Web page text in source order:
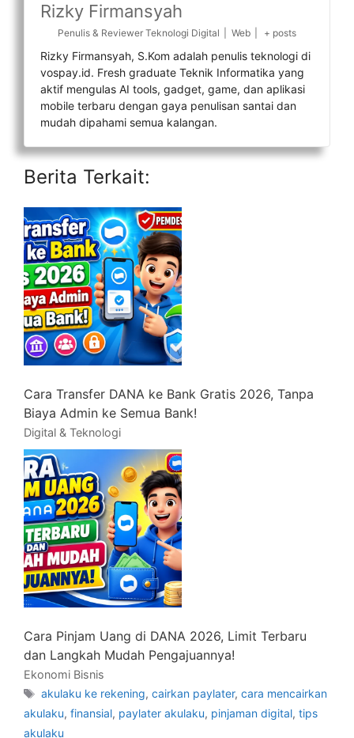
Rizky Firmansyah
Penulis & Reviewer Teknologi Digital Web + posts
Rizky Firmansyah, S.Kom adalah penulis teknologi di
vospay.id. Fresh graduate Teknik Informatika yang
aktif mengulas AI tools, gadget, game, dan aplikasi
mobile terbaru dengan gaya penulisan santai dan
mudah dipahami semua kalangan.
Berita Terkait:
Cara Transfer DANA ke Bank Gratis 2026, Tanpa
Biaya Admin ke Semua Bank!
Digital & Teknologi
Cara Pinjam Uang di DANA 2026, Limit Terbaru
dan Langkah Mudah Pengajuannya!
Ekonomi Bisnis
Tag
akulaku ke rekening,cairkan paylater,cara mencairkan
akulaku, finansial, paylater akulaku, pinjaman digital, tips
akulaku